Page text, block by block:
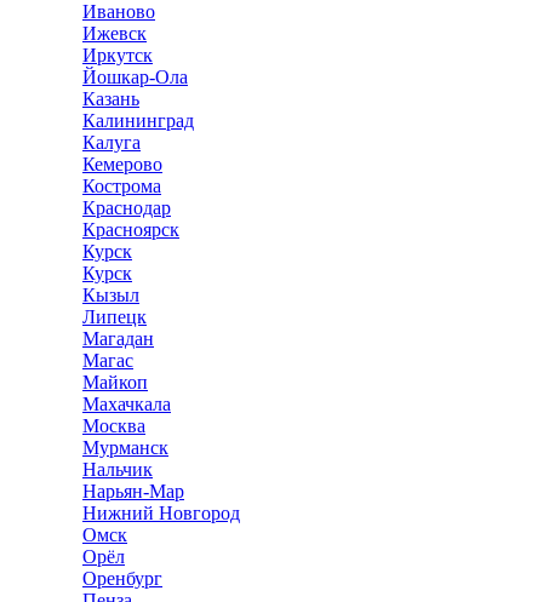
Иваново
Ижевск
Иркутск
Йошкар-Ола
Казань
Калининград
Калуга
Кемерово
Кострома
Краснодар
Красноярск
Курск
Курск
Кызыл
Липецк
Магадан
Магас
Майкоп
Махачкала
Москва
Мурманск
Нальчик
Нарьян-Мар
Нижний Новгород
Омск
Орёл
Оренбург